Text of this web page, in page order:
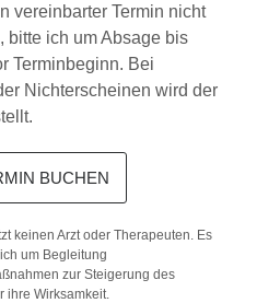
vereinbarter Termin nicht
bitte ich um Absage bis
Terminbeginn. Bei
Nichterscheinen wird der
BUCHEN
keinen Arzt oder Therapeuten. Es
um Begleitung
zur Steigerung des
ihre Wirksamkeit.